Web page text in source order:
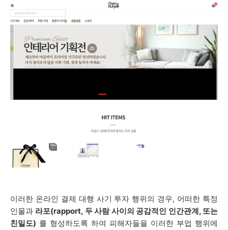
이러한 온라인 결제 대행 사기 투자 행위의 경우, 어떠한 특정
인물과 라포(rapport, 두 사람 사이의 공감적인 인간관계, 또는
친밀도) 를 형성하도록 하여 피해자들을 이러한 부업 행위에